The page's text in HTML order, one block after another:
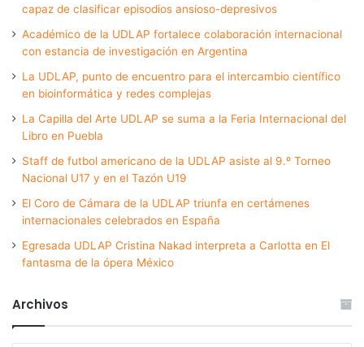
capaz de clasificar episodios ansioso-depresivos
Académico de la UDLAP fortalece colaboración internacional
con estancia de investigación en Argentina
La UDLAP, punto de encuentro para el intercambio científico
en bioinformática y redes complejas
La Capilla del Arte UDLAP se suma a la Feria Internacional del
Libro en Puebla
Staff de futbol americano de la UDLAP asiste al 9.º Torneo
Nacional U17 y en el Tazón U19
El Coro de Cámara de la UDLAP triunfa en certámenes
internacionales celebrados en España
Egresada UDLAP Cristina Nakad interpreta a Carlotta en El
fantasma de la ópera México
Archivos